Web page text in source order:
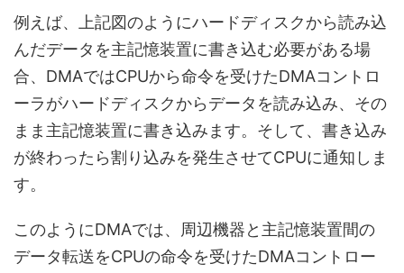
例えば、上記図のようにハードディスクから読み込
んだデータを主記憶装置に書き込む必要がある場
合、DMAではCPUから命令を受けたDMAコントロ
ーラがハードディスクからデータを読み込み、その
まま主記憶装置に書き込みます。そして、書き込み
が終わったら割り込みを発生させてCPUに通知しま
す。
このようにDMAでは、周辺機器と主記憶装置間の
データ転送をCPUの命令を受けたDMAコントロー